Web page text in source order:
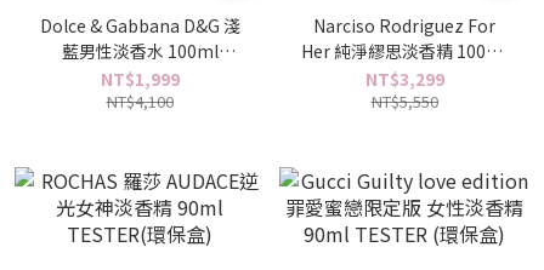
Dolce & Gabbana D&G 淺
藍男性淡香水 100ml
TESTER(環保盒)
NT$1,999
NT$4,100
Narciso Rodriguez For
Her 純淨繆思淡香精 100ML
TESTER (環保盒)
NT$3,299
NT$5,550